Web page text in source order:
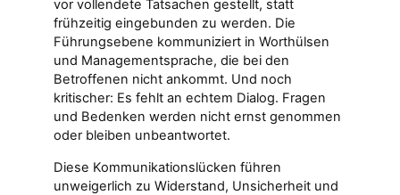
vor vollendete Tatsachen gestellt, statt
frühzeitig eingebunden zu werden. Die
Führungsebene kommuniziert in Worthülsen
und Managementsprache, die bei den
Betroffenen nicht ankommt. Und noch
kritischer: Es fehlt an echtem Dialog. Fragen
und Bedenken werden nicht ernst genommen
oder bleiben unbeantwortet.
Diese Kommunikationslücken führen
unweigerlich zu Widerstand, Unsicherheit und